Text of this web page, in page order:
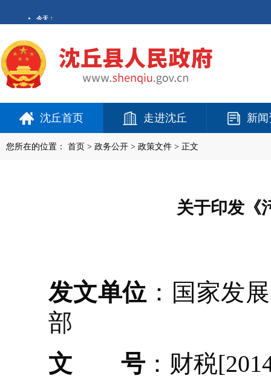
沈丘首页 走进沈丘 新
您所在的位置： 首页 > 政务公开 > 政策文件 > 正文
关于印发《
发文单位 ：国家发
部
文 号 ：财税